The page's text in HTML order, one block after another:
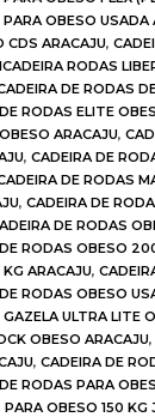
OBESO USADA
CDS ARACAJU,
RODAS
DE RODAS
RODAS ELITE
ARACAJU,
, CADEIRA DE
DE RODAS
, CADEIRA DE
DE RODAS
RODAS OBESO
ARACAJU,
RODAS OBESO
ULTRA LITE
OBESO ARACAJU,
, CADEIRA DE
RODAS PARA
OBESO 150 KG